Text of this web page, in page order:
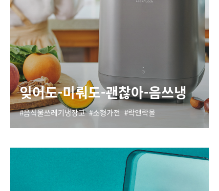
잊어도-미뤄도-괜찮아-음쓰냉
음식물쓰레기냉장고 소형가전 락앤락몰